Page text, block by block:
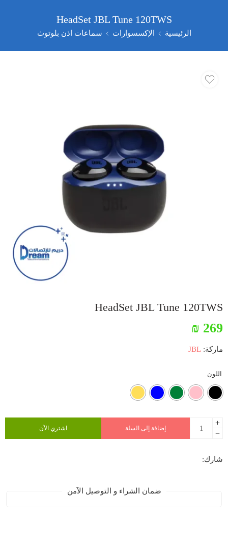
HeadSet JBL Tune 120TWS
الرئيسية الإكسسوارات سماعات اذن بلوتوث
HeadSet JBL Tune 120TWS
269
₪
ماركة: JBL
اللون
إضافة إلى السلة اشتري الآن
شارك:
ضمان الشراء و التوصيل الآمن